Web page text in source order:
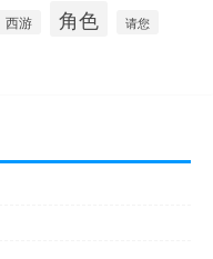
西游 角色 请您